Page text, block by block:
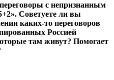
с непризнанным
Советуете ли вы
каких-то переговоров
Россией
там живут? Помогает